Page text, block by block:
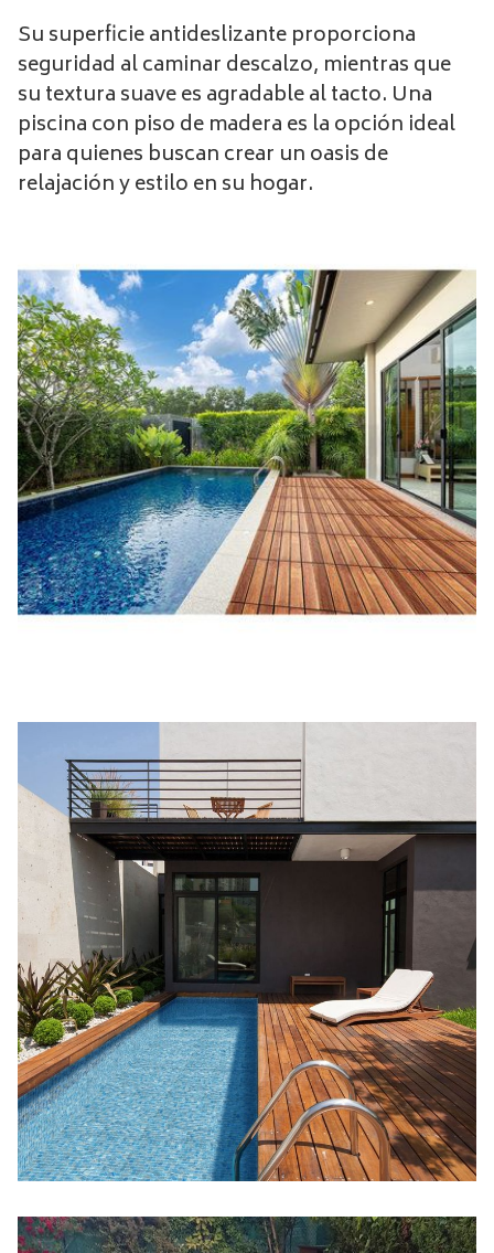
Su superficie antideslizante proporciona
seguridad al caminar descalzo, mientras que
su textura suave es agradable al tacto. Una
piscina con piso de madera es la opción ideal
para quienes buscan crear un oasis de
relajación y estilo en su hogar.